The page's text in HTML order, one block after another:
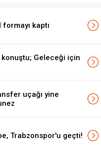
kaptı
Geleceği için
uçağı yine
Trabzonspor'u geçti!